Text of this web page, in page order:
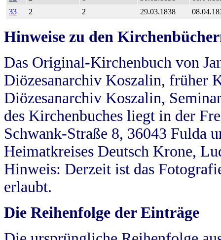
33
2 2 29.03.1838
Hinweise zu den
Das Original-Kirchenbuch von
Diözesanarchiv Koszalin, früher
Diözesanarchiv Koszalin,
des Kirchenbuches liegt in der
Schwank-Straße 8, 36043 Fulda
Heimatkreises Deutsch Krone,
Hinweis: Derzeit ist das
erlaubt.
Die Reihenfolge der Einträge